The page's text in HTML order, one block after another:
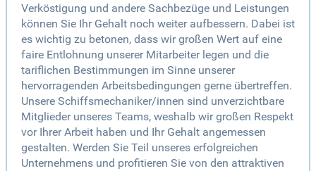
Verköstigung und andere Sachbezüge und Leistungen
können Sie Ihr Gehalt noch weiter aufbessern. Dabei ist
es wichtig zu betonen, dass wir großen Wert auf eine
faire Entlohnung unserer Mitarbeiter legen und die
tariflichen Bestimmungen im Sinne unserer
hervorragenden Arbeitsbedingungen gerne übertreffen.
Unsere Schiffsmechaniker/innen sind unverzichtbare
Mitglieder unseres Teams, weshalb wir großen Respekt
vor Ihrer Arbeit haben und Ihr Gehalt angemessen
gestalten. Werden Sie Teil unseres erfolgreichen
Unternehmens und profitieren Sie von den attraktiven